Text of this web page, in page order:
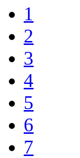
1
2
3
4
5
6
7